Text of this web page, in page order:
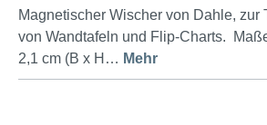
Magnetischer Wischer von Dahle, zur
von Wandtafeln und Flip-Charts.
2,1 cm (B x H… Mehr